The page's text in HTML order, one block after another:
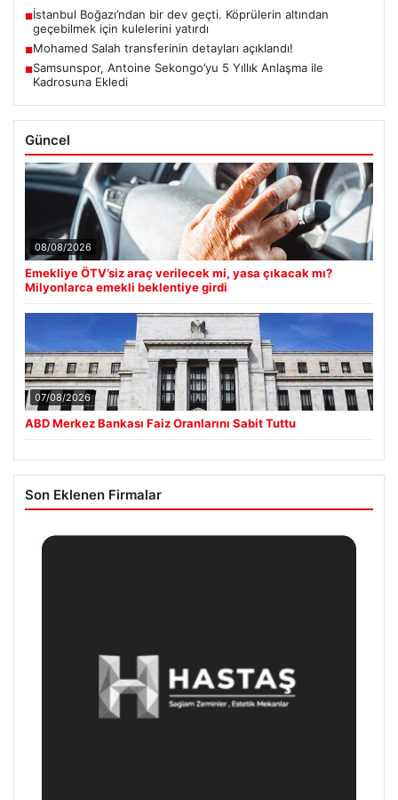
■İstanbul Boğazı’ndan bir dev geçti. Köprülerin altından
geçebilmek için kulelerini yatırdı
■Mohamed Salah transferinin detayları açıklandı!
■Samsunspor, Antoine Sekongo’yu 5 Yıllık Anlaşma ile
Kadrosuna Ekledi
Güncel
08/08/2026
Emekliye ÖTV’siz araç verilecek mi, yasa çıkacak mı?
Milyonlarca emekli beklentiye girdi
07/08/2026
ABD Merkez Bankası Faiz Oranlarını Sabit Tuttu
Son Eklenen Firmalar